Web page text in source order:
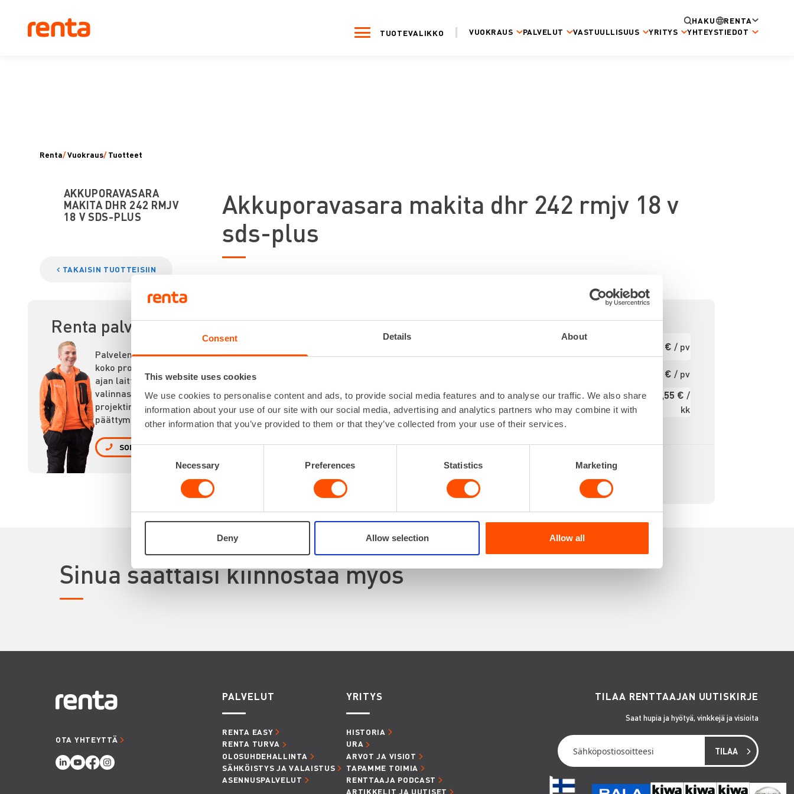
Consent Details About
This website uses cookies
We use cookies to personalise content and ads, to provide social media features and to analyse our traffic. We also share
information about your use of our site with our social media, advertising and analytics partners who may combine it with
other information that you’ve provided to them or that they’ve collected from your use of their services.
Consent
Necessary Preferences Statistics Marketing
Deny Allow selection Allow all
HAKU
RENTA
TUOTEVALIKKO
VUOKRAUS PALVELUT VASTUULLISUUS YRITYS YHTEYSTIEDOT
Renta/Vuokraus/ Tuotteet
AKKUPORAVASARA
MAKITA DHR 242 RMJV
18 V SDS-PLUS
TAKAISIN TUOTTEISIIN
Renta palvelee
Palvelemme
koko prosessin
ajan laitteiden
valinnasta
projektin
päättymiseen.
SOITA
Akkuporavasara makita dhr 242 rmjv 18 v
sds-plus
AKKUPORAVASARA 18-22V
Iskuluku
Iskuvoima
2,0 J
Lisätiedot
HILTI TE DRS-4-A
pölynpoistojärjestelmä
Ensimmäinen
22,05 € / pv
17,64 € / pv
Kuukausi
285,55 € /
kk
Alv 0 %
Sinua saattaisi kiinnostaa myös
OTA YHTEYTTÄ
PALVELUT
RENTA EASY
RENTA TURVA
OLOSUHDEHALLINTA
SÄHKÖISTYS JA VALAISTUS
ASENNUSPALVELUT
YRITYS
HISTORIA
URA
ARVOT JA VISIOT
TAPAMME TOIMIA
RENTTAAJA PODCAST
ARTIKKELIT JA UUTISET
TILAA RENTTAAJAN UUTISKIRJE
Saat hupia ja hyötyä, vinkkejä ja visioita